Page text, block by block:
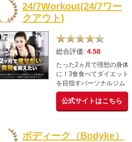
24/7Workout(24/7ワー
クアウト)
総合評価: 4.58
たった2ヵ月で理想の身体
に！3食食べてダイエット
を目指すパーソナルジム
公式サイトはこちら
ボディーク（Bodyke）